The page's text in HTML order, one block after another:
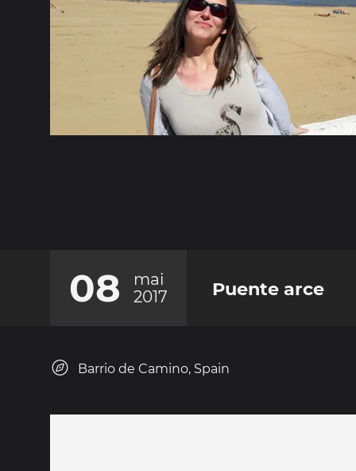
08
mai
2017
Puente arce
Barrio de Camino, Spain